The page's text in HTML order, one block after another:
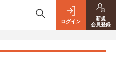
ログイン
新規
会員登録